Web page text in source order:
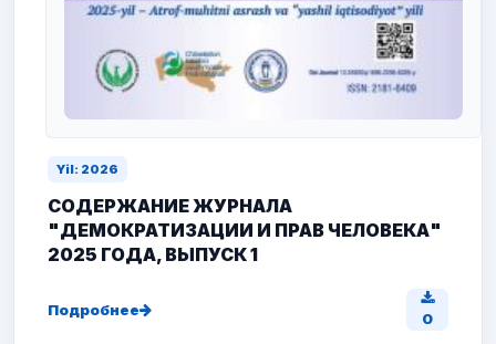
Yil: 2026
СОДЕРЖАНИЕ ЖУРНАЛА
"ДЕМОКРАТИЗАЦИИ И ПРАВ ЧЕЛОВЕКА"
2025 ГОДА, ВЫПУСК 1
Подробнее 0